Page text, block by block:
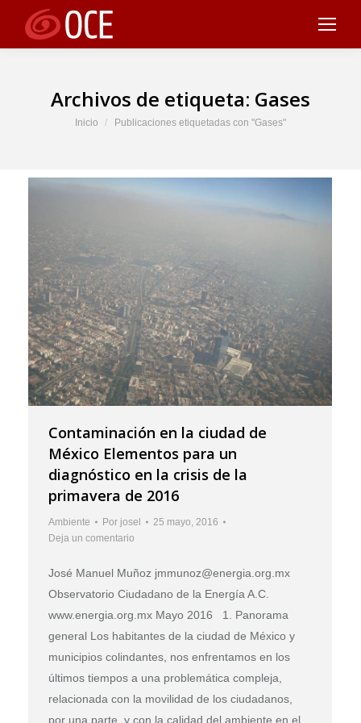
Archivos de etiqueta: Gases
Estás aquí:
Inicio Publicaciones etiquetadas con "Gases"
Contaminación en la ciudad de
México Elementos para un
diagnóstico en la crisis de la
primavera de 2016
Ambiente Por josel
25 mayo, 2016
Deja un comentario
José Manuel Muñoz jmmunoz@energia.org.mx
Observatorio Ciudadano de la Energía A.C.
www.energia.org.mx Mayo 2016 1. Panorama
general Los habitantes de la ciudad de México y
municipios colindantes, nos enfrentamos en los
últimos tiempos a una problemática compleja,
relacionada con la movilidad de los ciudadanos,
por una parte, y con la calidad del ambiente en el…